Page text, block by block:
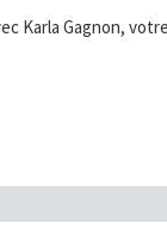
Karla Gagnon,